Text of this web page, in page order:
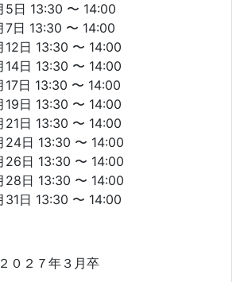
5日 13:30 〜 14:00
7日 13:30 〜 14:00
日 13:30 〜 14:00
日 13:30 〜 14:00
日 13:30 〜 14:00
日 13:30 〜 14:00
日 13:30 〜 14:00
24日 13:30 〜 14:00
26日 13:30 〜 14:00
28日 13:30 〜 14:00
日 13:30 〜 14:00
０２７年３月卒